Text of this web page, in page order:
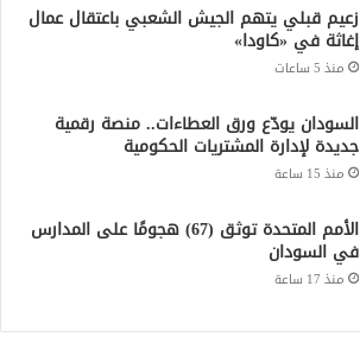
زعيم قبلي يتهم الجيش الشعبي باعتقال عمال
إغاثة في «كاودا»
منذ 5 ساعات
السودان يودّع ورق العطاءات.. منصة رقمية
جديدة لإدارة المشتريات الحكومية
منذ 15 ساعة
الأمم المتحدة توثق (67) هجومًا على المدارس
في السودان
منذ 17 ساعة